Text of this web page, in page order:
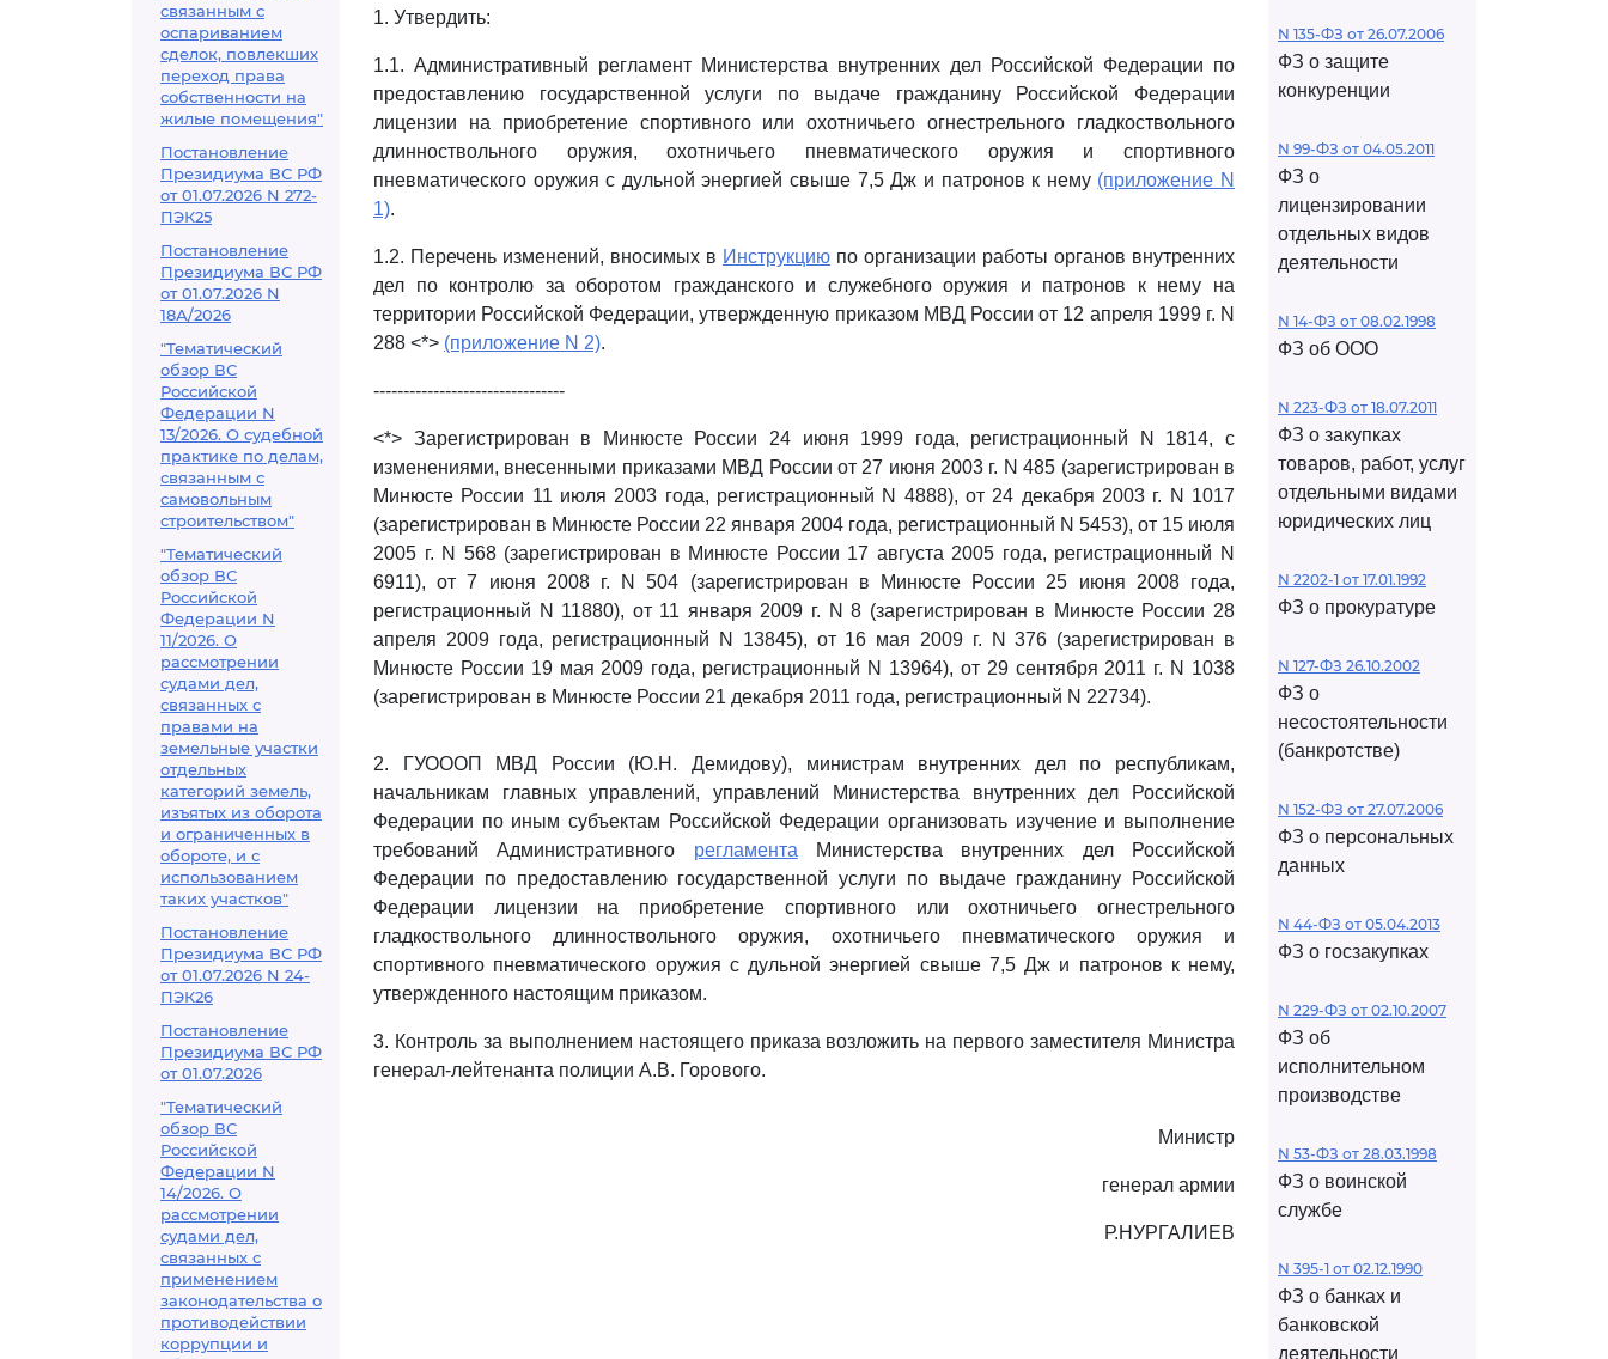
связанным с
оспариванием
сделок, повлекших
переход права
собственности на
жилые помещения"
Постановление
Президиума ВС РФ
от 01.07.2026 N 272-
ПЭК25
Постановление
Президиума ВС РФ
от 01.07.2026 N
18А/2026
"Тематический
обзор ВС
Российской
Федерации N
13/2026. О судебной
практике по делам,
связанным с
самовольным
строительством"
"Тематический
обзор ВС
Российской
Федерации N
11/2026. О
рассмотрении
судами дел,
связанных с
правами на
земельные участки
отдельных
категорий земель,
изъятых из оборота
и ограниченных в
обороте, и с
использованием
таких участков"
Постановление
Президиума ВС РФ
от 01.07.2026 N 24-
ПЭК26
Постановление
Президиума ВС РФ
от 01.07.2026
"Тематический
обзор ВС
Российской
Федерации N
14/2026. О
рассмотрении
судами дел,
связанных с
применением
законодательства о
противодействии
коррупции и
1. Утвердить:
1.1. Административный регламент Министерства внутренних дел Российской Федерации по
предоставлению государственной услуги по выдаче гражданину Российской Федерации
лицензии на приобретение спортивного или охотничьего огнестрельного гладкоствольного
длинноствольного оружия, охотничьего пневматического оружия и спортивного
пневматического оружия с дульной энергией свыше 7,5 Дж и патронов к нему (приложение N
1).
1.2. Перечень изменений, вносимых в Инструкцию по организации работы органов внутренних
дел по контролю за оборотом гражданского и служебного оружия и патронов к нему на
территории Российской Федерации, утвержденную приказом МВД России от 12 апреля 1999 г. N
288 <*> (приложение N 2).
--------------------------------
<*> Зарегистрирован в Минюсте России 24 июня 1999 года, регистрационный N 1814, с
изменениями, внесенными приказами МВД России от 27 июня 2003 г. N 485 (зарегистрирован в
Минюсте России 11 июля 2003 года, регистрационный N 4888), от 24 декабря 2003 г. N 1017
(зарегистрирован в Минюсте России 22 января 2004 года, регистрационный N 5453), от 15 июля
2005 г. N 568 (зарегистрирован в Минюсте России 17 августа 2005 года, регистрационный N
6911), от 7 июня 2008 г. N 504 (зарегистрирован в Минюсте России 25 июня 2008 года,
регистрационный N 11880), от 11 января 2009 г. N 8 (зарегистрирован в Минюсте России 28
апреля 2009 года, регистрационный N 13845), от 16 мая 2009 г. N 376 (зарегистрирован в
Минюсте России 19 мая 2009 года, регистрационный N 13964), от 29 сентября 2011 г. N 1038
(зарегистрирован в Минюсте России 21 декабря 2011 года, регистрационный N 22734).
2. ГУОООП МВД России (Ю.Н. Демидову), министрам внутренних дел по республикам,
начальникам главных управлений, управлений Министерства внутренних дел Российской
Федерации по иным субъектам Российской Федерации организовать изучение и выполнение
требований Административного регламента Министерства внутренних дел Российской
Федерации по предоставлению государственной услуги по выдаче гражданину Российской
Федерации лицензии на приобретение спортивного или охотничьего огнестрельного
гладкоствольного длинноствольного оружия, охотничьего пневматического оружия и
спортивного пневматического оружия с дульной энергией свыше 7,5 Дж и патронов к нему,
утвержденного настоящим приказом.
3. Контроль за выполнением настоящего приказа возложить на первого заместителя Министра
генерал-лейтенанта полиции А.В. Горового.
Министр
генерал армии
Р.НУРГАЛИЕВ
N 135-ФЗ от 26.07.2006
ФЗ о защите
конкуренции
N 99-ФЗ от 04.05.2011
ФЗ о
лицензировании
отдельных видов
деятельности
N 14-ФЗ от 08.02.1998
ФЗ об ООО
N 223-ФЗ от 18.07.2011
ФЗ о закупках
товаров, работ, услуг
отдельными видами
юридических лиц
N 2202-1 от 17.01.1992
ФЗ о прокуратуре
N 127-ФЗ 26.10.2002
ФЗ о
несостоятельности
(банкротстве)
N 152-ФЗ от 27.07.2006
ФЗ о персональных
данных
N 44-ФЗ от 05.04.2013
ФЗ о госзакупках
N 229-ФЗ от 02.10.2007
ФЗ об
исполнительном
производстве
N 53-ФЗ от 28.03.1998
ФЗ о воинской
службе
N 395-1 от 02.12.1990
ФЗ о банках и
банковской
деятельности